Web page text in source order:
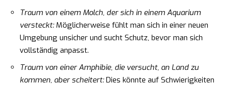
Traum von einem Molch, der sich in einem Aquarium
versteckt:Möglicherweise fühlt man sich in einer neuen
Umgebung unsicher und sucht Schutz, bevor man sich
vollständig anpasst.
Traum von einer Amphibie, die versucht, an Land zu
kommen, aber scheitert:Dies könnte auf Schwierigkeiten